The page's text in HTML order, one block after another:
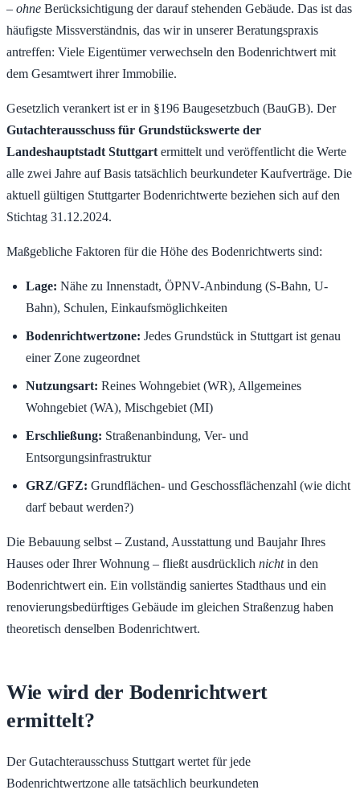
– ohne Berücksichtigung der darauf stehenden Gebäude. Das ist das
häufigste Missverständnis, das wir in unserer Beratungspraxis
antreffen: Viele Eigentümer verwechseln den Bodenrichtwert mit
dem Gesamtwert ihrer Immobilie.
Gesetzlich verankert ist er in §196 Baugesetzbuch (BauGB). Der
Gutachterausschuss für Grundstückswerte der
Landeshauptstadt Stuttgart ermittelt und veröffentlicht die Werte
alle zwei Jahre auf Basis tatsächlich beurkundeter Kaufverträge. Die
aktuell gültigen Stuttgarter Bodenrichtwerte beziehen sich auf den
Stichtag 31.12.2024.
Maßgebliche Faktoren für die Höhe des Bodenrichtwerts sind:
Lage: Nähe zu Innenstadt, ÖPNV-Anbindung (S-Bahn, U-
Bahn), Schulen, Einkaufsmöglichkeiten
Bodenrichtwertzone: Jedes Grundstück in Stuttgart ist genau
einer Zone zugeordnet
Nutzungsart: Reines Wohngebiet (WR), Allgemeines
Wohngebiet (WA), Mischgebiet (MI)
Erschließung: Straßenanbindung, Ver- und
Entsorgungsinfrastruktur
GRZ/GFZ: Grundflächen- und Geschossflächenzahl (wie dicht
darf bebaut werden?)
Die Bebauung selbst – Zustand, Ausstattung und Baujahr Ihres
Hauses oder Ihrer Wohnung – fließt ausdrücklich nichtin den
Bodenrichtwert ein. Ein vollständig saniertes Stadthaus und ein
renovierungsbedürftiges Gebäude im gleichen Straßenzug haben
theoretisch denselben Bodenrichtwert.
Wie wird der Bodenrichtwert
ermittelt?
Der Gutachterausschuss Stuttgart wertet für jede
Bodenrichtwertzone alle tatsächlich beurkundeten